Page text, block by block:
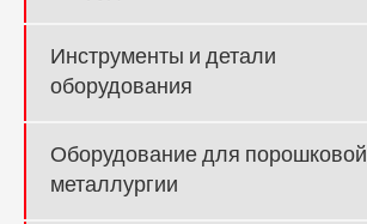
Инструменты и детали
оборудования
Оборудование для порошковой
металлургии